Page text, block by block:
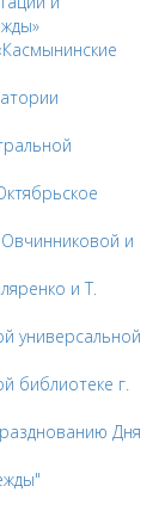
и
и Т.
универсальной
библиотеке г.
Дня